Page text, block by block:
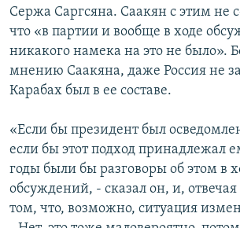
Сержа Саргсяна. Саакян с этим не
что «в партии и вообще в ходе
никакого намека на это не было».
мнению Саакяна, даже Россия не
Карабах был в ее составе.
«Если бы президент был
если бы этот подход принадлежал
годы были бы разговоры об этом в
обсуждений, - сказал он, и,
том, что, возможно, ситуация